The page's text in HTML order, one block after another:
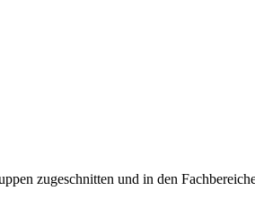
zugeschnitten und in den